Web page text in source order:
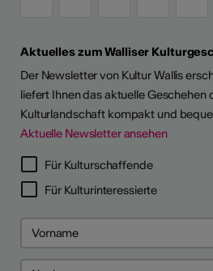
Aktuelles zum Walliser
Der Newsletter von Kultur Wallis
liefert Ihnen das aktuelle Geschehen
Kulturlandschaft kompakt und
Aktuelle Newsletter ansehen
Für Kulturschaffende
Für Kulturinteressierte